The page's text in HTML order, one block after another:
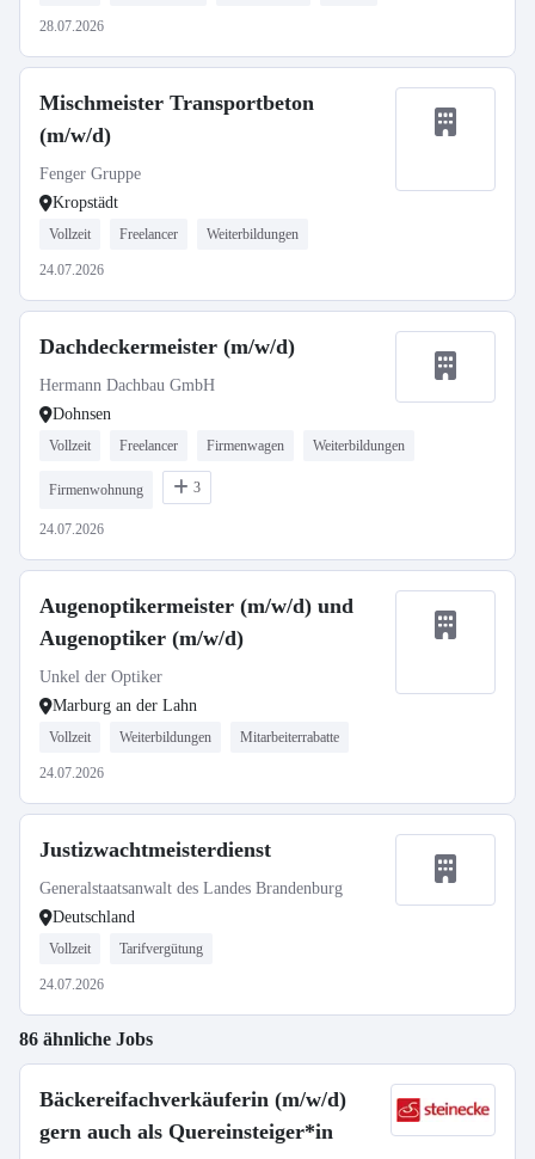
28.07.2026
Mischmeister Transportbeton
(m/w/d)
Fenger Gruppe
Kropstädt
Vollzeit Freelancer Weiterbildungen
24.07.2026
Dachdeckermeister (m/w/d)
Hermann Dachbau GmbH
Dohnsen
Vollzeit Freelancer Firmenwagen Weiterbildungen
Firmenwohnung 3
24.07.2026
Augenoptikermeister (m/w/d) und
Augenoptiker (m/w/d)
Unkel der Optiker
Marburg an der Lahn
Vollzeit Weiterbildungen Mitarbeiterrabatte
24.07.2026
Justizwachtmeisterdienst
Generalstaatsanwalt des Landes Brandenburg
Deutschland
Vollzeit Tarifvergütung
24.07.2026
86 ähnliche Jobs
Bäckereifachverkäuferin (m/w/d)
gern auch als Quereinsteiger*in